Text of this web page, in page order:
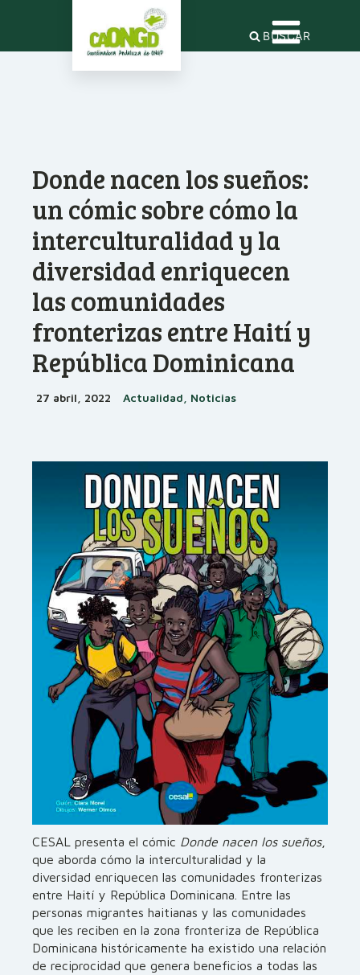
BUSCAR
Donde nacen los sueños:
un cómic sobre cómo la
interculturalidad y la
diversidad enriquecen
las comunidades
fronterizas entre Haití y
República Dominicana
27 abril, 2022 Actualidad, Noticias
CESAL presenta el cómic Donde nacen los sueños,
que aborda cómo la interculturalidad y la
diversidad enriquecen las comunidades fronterizas
entre Haití y República Dominicana. Entre las
personas migrantes haitianas y las comunidades
que les reciben en la zona fronteriza de República
Dominicana históricamente ha existido una relación
de reciprocidad que genera beneficios a todas las